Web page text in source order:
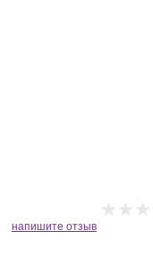
напишите отзыв